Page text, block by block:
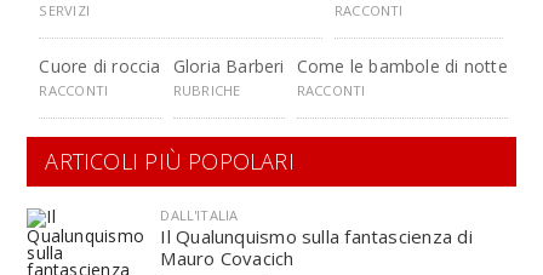
SERVIZI RACCONTI
Cuore di roccia
RACCONTI
Gloria Barberi
RUBRICHE
Come le bambole di notte
RACCONTI
ARTICOLI PIÙ POPOLARI
DALL'ITALIA
Il Qualunquismo sulla fantascienza di
Mauro Covacich